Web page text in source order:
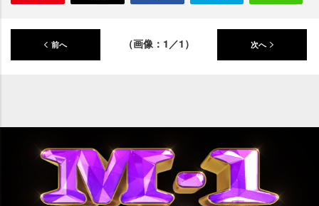
前へ （画像：1／1） 次へ